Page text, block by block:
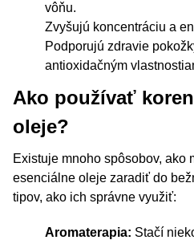
vôňu.
Zvyšujú koncentráciu a
Podporujú zdravie
antioxidačným
Ako používať
oleje?
Existuje mnoho spôsobov, ako
esenciálne oleje zaradiť do
tipov, ako ich správne využiť:
Aromaterapia: Stačí